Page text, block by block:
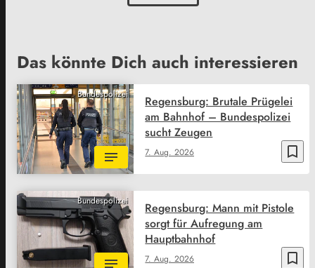
Das könnte Dich auch interessieren
Bundespolizei
bookmark_border
7. Aug. 2026
Regensburg: Brutale Prügelei
am Bahnhof – Bundespolizei
sucht Zeugen
Bundespolizei
bookmark_border
7. Aug. 2026
Regensburg: Mann mit Pistole
sorgt für Aufregung am
Hauptbahnhof